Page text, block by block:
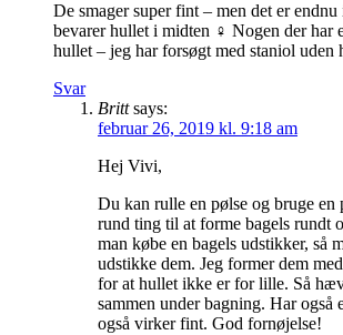
De smager super fint – men det er
bevarer hullet i midten ‍♀️ Nogen der har
hullet – jeg har forsøgt med staniol uden
Svar
Britt says:
februar 26, 2019 kl. 9:18 am
Hej Vivi,
Du kan rulle en pølse og bruge en
rund ting til at forme bagels rundt
man købe en bagels udstikker, så
udstikke dem. Jeg former dem
for at hullet ikke er for lille. Så
sammen under bagning. Har også
også virker fint. God fornøjelse!